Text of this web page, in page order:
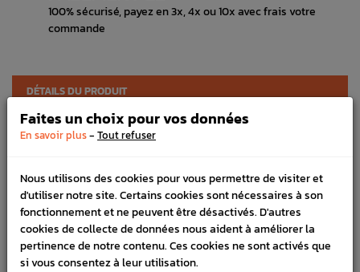
100% sécurisé, payez en 3x, 4x ou 10x avec frais votre
commande
DÉTAILS DU PRODUIT
LIVRAISON
SCHÉMA CONSTRUCTEUR
Marque : SUBARU
Référence :3535
Faites un choix pour vos données
En savoir plus- Tout refuser
Nous utilisons des cookies pour vous permettre de visiter et
d'utiliser notre site. Certains cookies sont nécessaires à son
fonctionnement et ne peuvent être désactivés. D'autres
cookies de collecte de données nous aident à améliorer la
pertinence de notre contenu. Ces cookies ne sont activés que
si vous consentez à leur utilisation.